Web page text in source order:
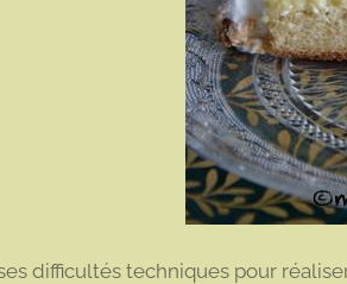
difficultés techniques pour